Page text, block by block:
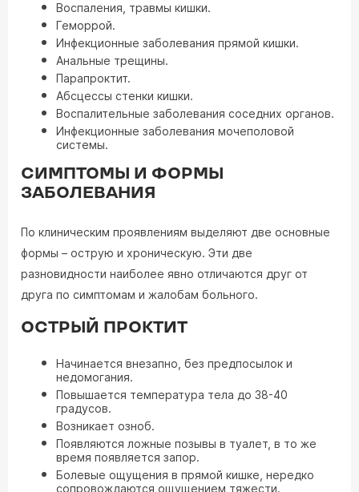
Воспаления, травмы кишки.
Геморрой.
Инфекционные заболевания прямой кишки.
Анальные трещины.
Парапроктит.
Абсцессы стенки кишки.
Воспалительные заболевания соседних органов.
Инфекционные заболевания мочеполовой
системы.
СИМПТОМЫ И ФОРМЫ
ЗАБОЛЕВАНИЯ
По клиническим проявлениям выделяют две основные
формы – острую и хроническую. Эти две
разновидности наиболее явно отличаются друг от
друга по симптомам и жалобам больного.
ОСТРЫЙ ПРОКТИТ
Начинается внезапно, без предпосылок и
недомогания.
Повышается температура тела до 38-40
градусов.
Возникает озноб.
Появляются ложные позывы в туалет, в то же
время появляется запор.
Болевые ощущения в прямой кишке, нередко
сопровождаются ощущением тяжести.